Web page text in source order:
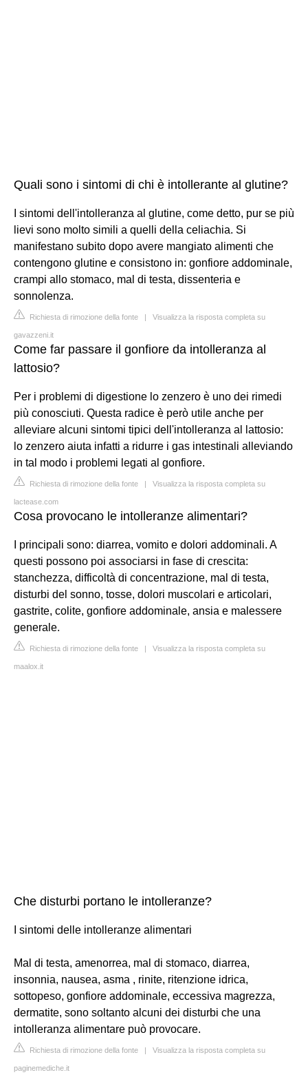
Quali sono i sintomi di chi è intollerante al glutine?
I sintomi dell'intolleranza al glutine, come detto, pur se più
lievi sono molto simili a quelli della celiachia. Si
manifestano subito dopo avere mangiato alimenti che
contengono glutine e consistono in: gonfiore addominale,
crampi allo stomaco, mal di testa, dissenteria e
sonnolenza.
Richiesta di rimozione della fonte | Visualizza la risposta completa su
gavazzeni.it
Come far passare il gonfiore da intolleranza al
lattosio?
Per i problemi di digestione lo zenzero è uno dei rimedi
più conosciuti. Questa radice è però utile anche per
alleviare alcuni sintomi tipici dell'intolleranza al lattosio:
lo zenzero aiuta infatti a ridurre i gas intestinali alleviando
in tal modo i problemi legati al gonfiore.
Richiesta di rimozione della fonte | Visualizza la risposta completa su
lactease.com
Cosa provocano le intolleranze alimentari?
I principali sono: diarrea, vomito e dolori addominali. A
questi possono poi associarsi in fase di crescita:
stanchezza, difficoltà di concentrazione, mal di testa,
disturbi del sonno, tosse, dolori muscolari e articolari,
gastrite, colite, gonfiore addominale, ansia e malessere
generale.
Richiesta di rimozione della fonte | Visualizza la risposta completa su
maalox.it
Che disturbi portano le intolleranze?
I sintomi delle intolleranze alimentari
Mal di testa, amenorrea, mal di stomaco, diarrea,
insonnia, nausea, asma , rinite, ritenzione idrica,
sottopeso, gonfiore addominale, eccessiva magrezza,
dermatite, sono soltanto alcuni dei disturbi che una
intolleranza alimentare può provocare.
Richiesta di rimozione della fonte | Visualizza la risposta completa su
paginemediche.it